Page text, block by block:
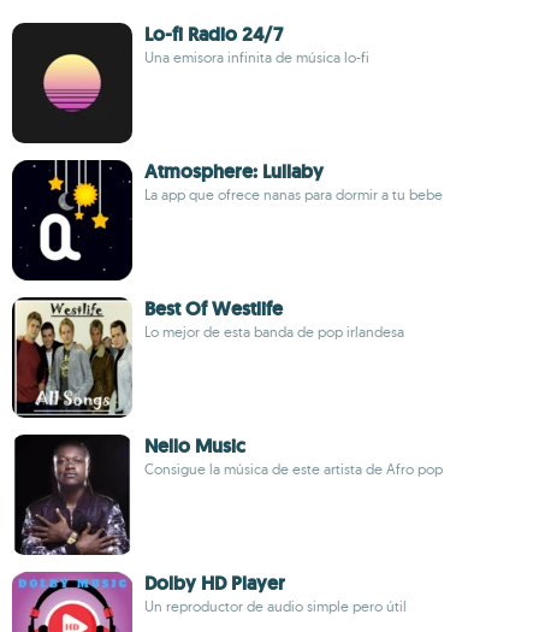
Lo-fi Radio 24/7
Una emisora infinita de música lo-fi
Atmosphere: Lullaby
La app que ofrece nanas para dormir a tu bebe
Best Of Westlife
Lo mejor de esta banda de pop irlandesa
Nello Music
Consigue la música de este artista de Afro pop
Dolby HD Player
Un reproductor de audio simple pero útil